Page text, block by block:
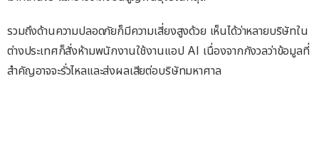
รวมถึงด้านความปลอดภัยก็มีความเสี่ยงสูงด้วย เห็นได้ว่าหลายบริษัทใน
ต่างประเทศก็สั่งห้ามพนักงานใช้งานแอป AI เนื่องจากกังวลว่าข้อมูลที่
สำคัญอาจจะรั่วไหลและส่งผลเสียต่อบริษัทมหาศาล